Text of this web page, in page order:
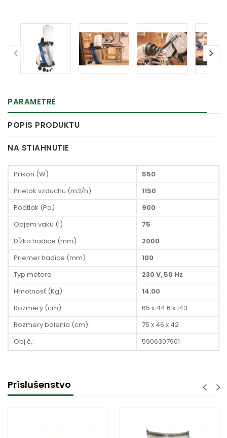
PARAMETRE
POPIS PRODUKTU
NA STIAHNUTIE
Príkon (W)
550
Prietok vzduchu (m3/h)
1150
Podtlak (Pa)
900
Objem vaku (l)
75
Dĺžka hadice (mm)
2000
Priemer hadice (mm)
100
Typ motora
230 V, 50 Hz
Hmotnosť (Kg):
14.00
Rozmery (cm):
65 x 44.6 x 143
Rozmery balenia (cm):
75 x 46 x 42
Obj.č.:
5906307901
Príslušenstvo